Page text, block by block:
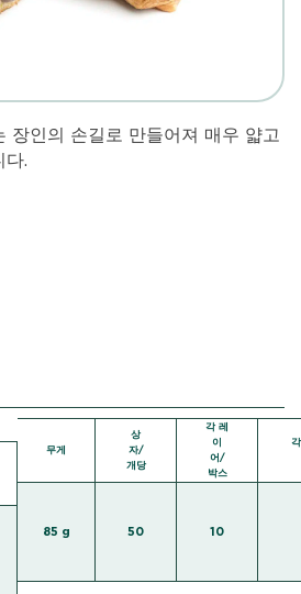
장인의 손길로 만들어져 매우 얇고
다.
무게
상
자/
개당
각 레
이
어/
박스
85 g 50 10